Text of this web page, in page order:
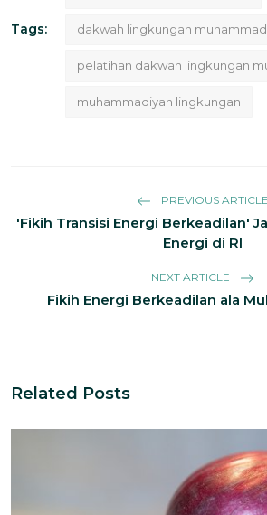
Tags: dakwah lingkungan
pelatihan dakwah lingkungan
muhammadiyah lingkungan
PREVIOUS ARTICLE
'Fikih Transisi Energi Berkeadilan'
Energi di RI
NEXT ARTICLE
Fikih Energi Berkeadilan ala
Related Posts